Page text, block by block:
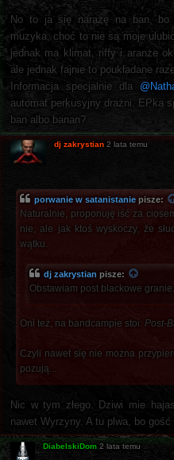
No to ja się narażę na ban, bo
muzyka, choć to nie są moje
jednak ma klimat, riffy i aranże
ale jednak fajnie to poukładane
Informacja specjalnie dla
automat perkusyjny drażni. EPka
ban albo banan?
dj zakrystian 2 lata temu
porwanie w satanistanie pisze:
Naturalnie, proponuję iść za
nie, ale jak ktoś wyskoczy, że
wątku.
dj zakrystian pisze:
Obstawiam post blackowe granie.
Oni też, na bandcampie stoi: Post-
Czyli nawet się nie można
pozują...
Nic w tym złego. Dziwi mie
nawet Wyrzyny. A tu plwa, bo
DiabelskiDom 2 lata temu